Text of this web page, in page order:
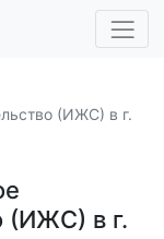
(ИЖС) в г.
(ИЖС) в г.